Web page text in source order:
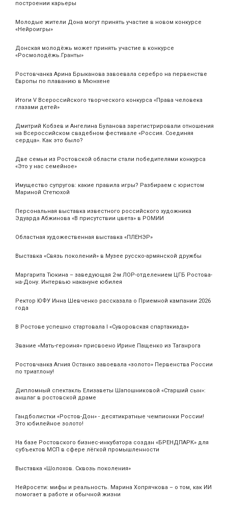
построении карьеры
Молодые жители Дона могут принять участие в новом конкурсе
«Нейроигры»
Донская молодёжь может принять участие в конкурсе
«Росмолодёжь.Гранты»
Ростовчанка Арина Брыканова завоевала серебро на первенстве
Европы по плаванию в Мюнхене
Итоги V Всероссийского творческого конкурса «Права человека
глазами детей»
Дмитрий Кобзев и Ангелина Буланова зарегистрировали отношения
на Всероссийском свадебном фестивале «Россия. Соединяя
сердца». Как это было?
Две семьи из Ростовской области стали победителями конкурса
«Это у нас семейное»
Имущество супругов: какие правила игры? Разбираем с юристом
Мариной Стетюхой
Персональная выставка известного российского художника
Эдуарда Абжинова «В присутствии цвета» в РОМИИ
Областная художественная выставка «ПЛЕНЭР»
Выставка «Связь поколений» в Музее русско-армянской дружбы
Маргарита Тюкина – заведующая 2-м ЛОР-отделением ЦГБ Ростова-
на-Дону. Интервью накануне юбилея
Ректор ЮФУ Инна Шевченко рассказала о Приемной кампании 2026
года
В Ростове успешно стартовала I «Суворовская спартакиада»
Звание «Мать‑героиня» присвоено Ирине Пащенко из Таганрога
Ростовчанка Агния Останко завоевала «золото» Первенства России
по триатлону!
Дипломный спектакль Елизаветы Шапошниковой «Старший сын»:
аншлаг в ростовской драме
Гандболистки «Ростов-Дон» - десятикратные чемпионки России!
Это юбилейное золото!
На базе Ростовского бизнес-инкубатора создан «БРЕНДПАРК» для
субъектов МСП в сфере лёгкой промышленности
Выставка «Шолохов. Сквозь поколения»
Нейросети: мифы и реальность. Марина Хопрячкова – о том, как ИИ
помогает в работе и обычной жизни